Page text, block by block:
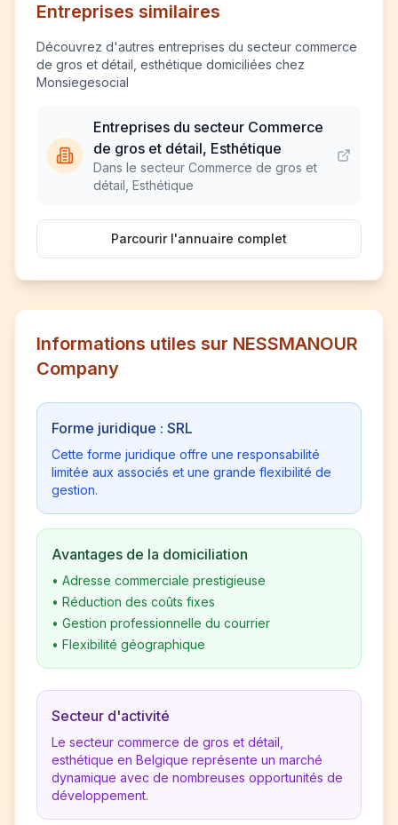
Entreprises similaires
Découvrez d'autres entreprises du secteur commerce
de gros et détail, esthétique domiciliées chez
Monsiegesocial
Entreprises du secteur Commerce
de gros et détail, Esthétique
Dans le secteur Commerce de gros et
détail, Esthétique
Parcourir l'annuaire complet
Informations utiles sur NESSMANOUR
Company
Forme juridique : SRL
Cette forme juridique offre une responsabilité
limitée aux associés et une grande flexibilité de
gestion.
Avantages de la domiciliation
• Adresse commerciale prestigieuse
• Réduction des coûts fixes
• Gestion professionnelle du courrier
• Flexibilité géographique
Secteur d'activité
Le secteur commerce de gros et détail,
esthétique en Belgique représente un marché
dynamique avec de nombreuses opportunités de
développement.